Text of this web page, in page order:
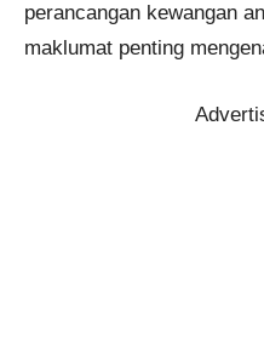
perancangan kewangan
maklumat penting